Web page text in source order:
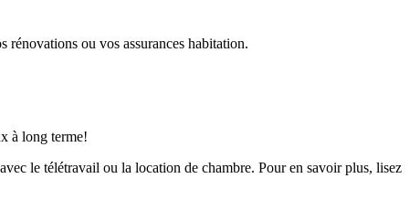
rénovations ou vos assurances habitation.
à long terme!
le télétravail ou la location de chambre. Pour en savoir plus, lisez